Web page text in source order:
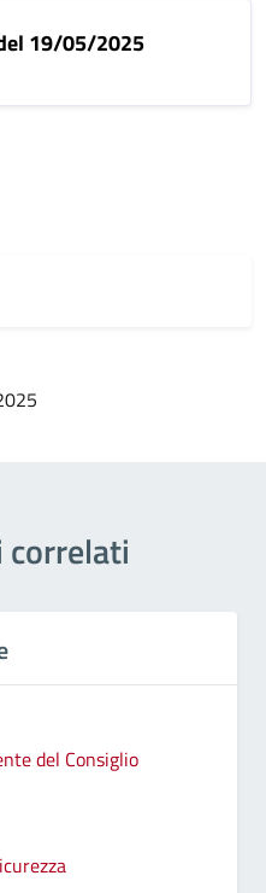
19/05/2025
correlati
del Consiglio